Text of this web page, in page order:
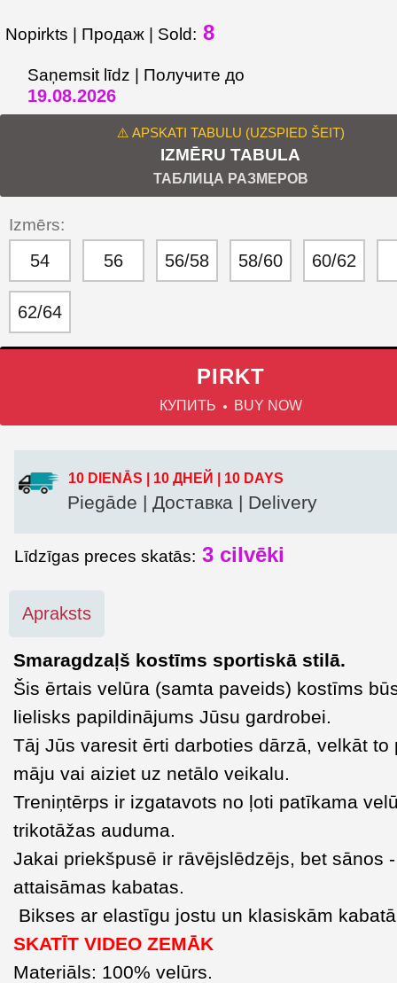
Nopirkts | Продаж | Sold: 8
Saņemsit līdz | Получите до
19.08.2026
⚠️ APSKATI TABULU (UZSPIED ŠEIT)
IZMĒRU TABULA
ТАБЛИЦА РАЗМЕРОВ
Izmērs:
54 56 56/58 58/60 60/62
62/64
PIRKT
КУПИТЬ BUY NOW
10 DIENĀS | 10 ДНЕЙ | 10 DAYS
Piegāde | Доставка | Delivery
Līdzīgas preces skatās: 3 cilvēki
Apraksts
Smaragdzaļš kostīms sportiskā stilā.
Šis ērtais velūra (samta paveids) kostīms
lielisks papildinājums Jūsu gardrobei.
Tāj Jūs varesit ērti darboties dārzā, velkāt to
māju vai aiziet uz netālo veikalu.
Treniņtērps ir izgatavots no ļoti patīkama
trikotāžas auduma.
Jakai priekšpusē ir rāvējslēdzējs, bet sānos
attaisāmas kabatas.
Bikses ar elastīgu jostu un klasiskām
SKATĪT VIDEO ZEMĀK
Materiāls: 100% velūrs.